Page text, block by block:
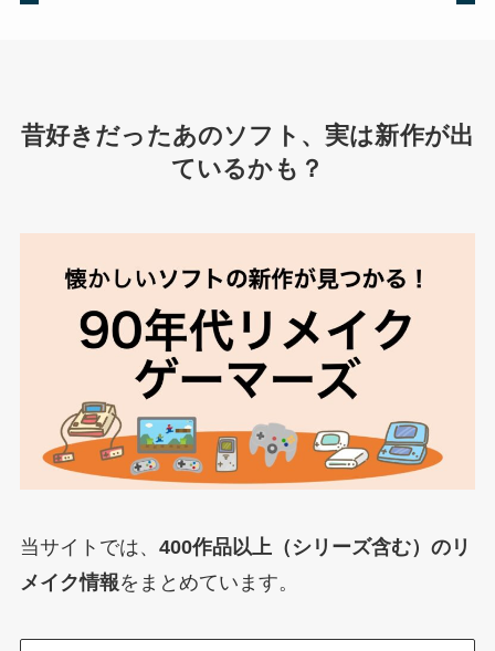
昔好きだったあのソフト、実は新作が出
ているかも？
当サイトでは、 400作品以上（シリーズ含む）のリ
メイク情報をまとめています。